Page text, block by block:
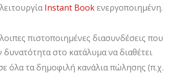
Instant Bookενεργοποιημένη.
πιστοποιημένες διασυνδέσεις που
δυνατότητα στο κατάλυμα να διαθέτει
όλα τα δημοφιλή κανάλια πώλησης (π.χ.